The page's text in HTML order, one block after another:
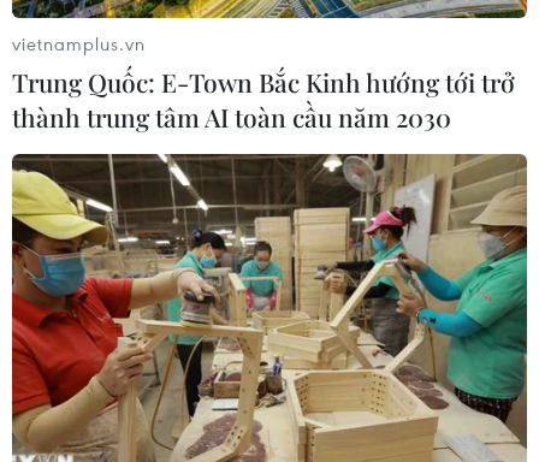
Việt Nam cam kết đồng hành cùng doanh
nghiệp FDI phát triển lâu dài
28/09/2021 22:09
Thủ tướng khẳng định Việt Nam luôn sẵn sàng tạo điều
kiện thuận lợi và làm hết sức mình trong khả năng có
thể để đồng hành cùng cộng đồng doanh nghiệp nước
ngoài đầu tư, kinh doanh lâu dài.
vietnamplus.vn
Trung Quốc: E-Town Bắc Kinh hướng tới trở
thành trung tâm AI toàn cầu năm 2030